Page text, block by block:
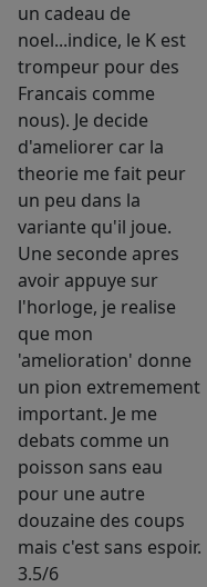
un cadeau de
noel...indice, le K est
trompeur pour des
Francais comme
nous). Je decide
d'ameliorer car la
theorie me fait peur
un peu dans la
variante qu'il joue.
Une seconde apres
avoir appuye sur
l'horloge, je realise
que mon
'amelioration' donne
un pion extremement
important. Je me
debats comme un
poisson sans eau
pour une autre
douzaine des coups
mais c'est sans espoir.
3.5/6